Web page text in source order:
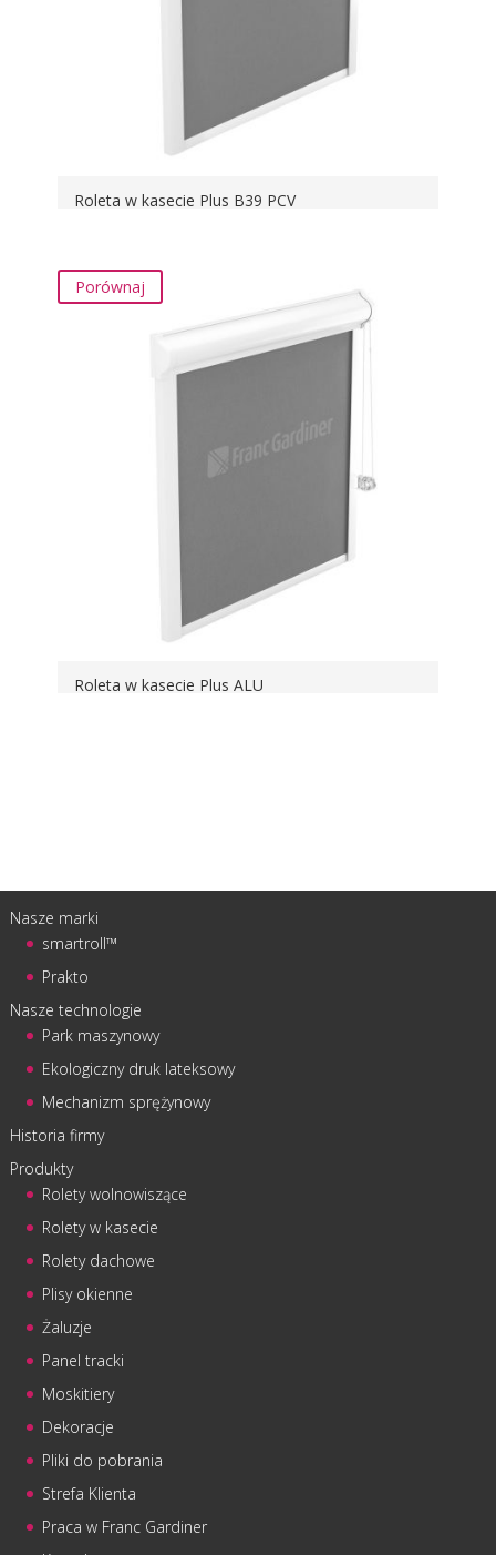
Roleta w kasecie Plus B39 PCV
Roleta w kasecie Plus ALU
Porównaj
Nasze marki
smartroll™
Prakto
Nasze technologie
Park maszynowy
Ekologiczny druk lateksowy
Mechanizm sprężynowy
Historia firmy
Produkty
Rolety wolnowiszące
Rolety w kasecie
Rolety dachowe
Plisy okienne
Żaluzje
Panel tracki
Moskitiery
Dekoracje
Pliki do pobrania
Strefa Klienta
Praca w Franc Gardiner